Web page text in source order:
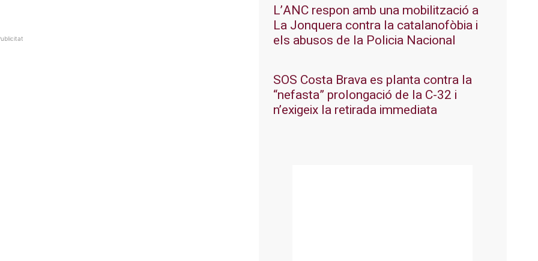
L’ANC respon amb una mobilització a
La Jonquera contra la catalanofòbia i
els abusos de la Policia Nacional
SOS Costa Brava es planta contra la
“nefasta” prolongació de la C-32 i
n’exigeix la retirada immediata